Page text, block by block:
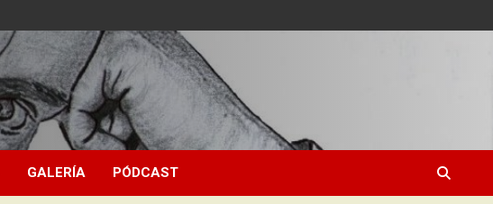
GALERÍA PÓDCAST